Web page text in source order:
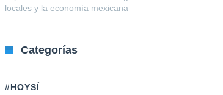
locales y la economía mexicana
Categorías
#HOYSÍ